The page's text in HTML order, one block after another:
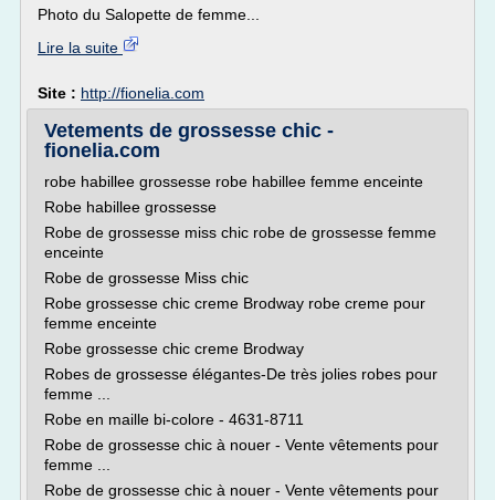
Photo du Salopette de femme...
Lire la suite
Site : http://fionelia.com
Vetements de grossesse chic -
fionelia.com
robe habillee grossesse robe habillee femme enceinte
Robe habillee grossesse
Robe de grossesse miss chic robe de grossesse femme
enceinte
Robe de grossesse Miss chic
Robe grossesse chic creme Brodway robe creme pour
femme enceinte
Robe grossesse chic creme Brodway
Robes de grossesse élégantes-De très jolies robes pour
femme ...
Robe en maille bi-colore - 4631-8711
Robe de grossesse chic à nouer - Vente vêtements pour
femme ...
Robe de grossesse chic à nouer - Vente vêtements pour